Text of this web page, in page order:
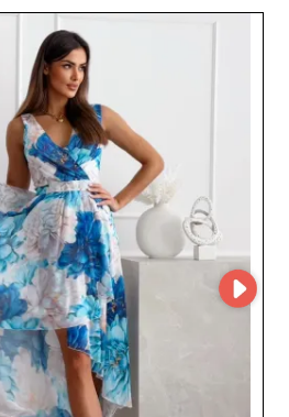
le vostre clienti ad affrontare
Top e pantaloni
e tessuti sofisticati, rendendo
occasione. Gli abiti di
pezzi chiave, apprezzati
modelli casual agli outfit da sera
alle vostre clienti di trovare il
della loro vita. Quanto
tocco finale indispensabile,
estetica per rispondere alle
ogni look. Milletmoda
di MicroStore, che
d’acquisto semplificata ed
Questo servizio intuitivo
ordini, ottimizzando la relazione
e assicurando una reattività
su affidabilità e qualità.
del servizio clienti e sulla
si impegna a sostenere la
offrendo collezioni che
le vostre clienti. Approfittate
di fiducia che vi aiuta a
del mercato della moda